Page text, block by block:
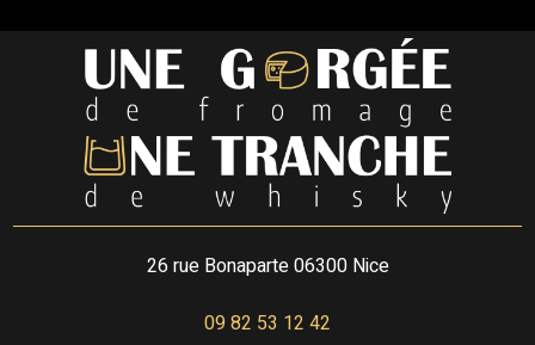
26 rue Bonaparte06300 Nice
09 82 53 12 42